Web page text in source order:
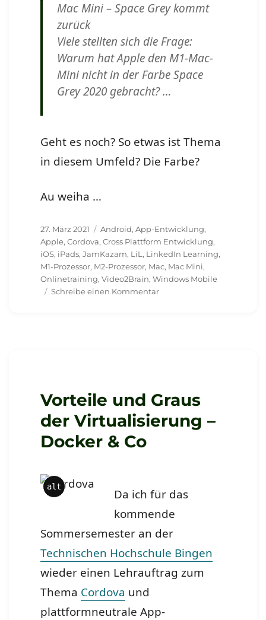
Mac Mini – Space Grey kommt
zurück
Viele stellten sich die Frage:
Warum hat Apple den M1-Mac-
Mini nicht in der Farbe Space
Grey 2020 gebracht? …
Geht es noch? So etwas ist Thema
in diesem Umfeld? Die Farbe?
Au weiha …
Veröffentlicht
am
27. März 2021 Schlagwörter
Android,App-Entwicklung,
Apple,Cordova,Cross Plattform Entwicklung,
iOS, iPads,JamKazam, LiL, LinkedIn Learning,
M1-Prozessor, M2-Prozessor, Mac, Mac Mini,
Onlinetraining,Video2Brain,Windows Mobile
Schreibe einen Kommentarzu
Grey“
wieder
Vorteile und Graus
der Virtualisierung –
Docker & Co
alt
Da ich für das
kommende
Sommersemester an der
Technischen Hochschule Bingen
wieder einen Lehrauftrag zum
Thema Cordova und
plattformneutrale App-